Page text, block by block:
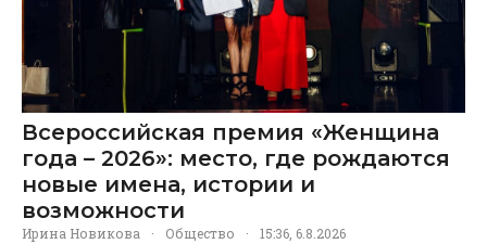
Всероссийская премия «Женщина
года – 2026»: место, где рождаются
новые имена, истории и
возможности
Ирина Новикова · Общество · 15:36, 6.8.2026